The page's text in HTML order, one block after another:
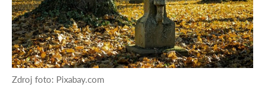
Zdroj foto: Pixabay.com